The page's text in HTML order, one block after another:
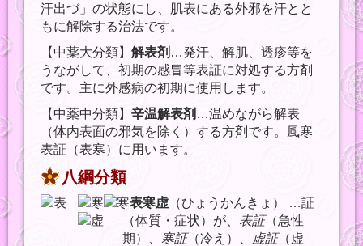
汗出づ」の状態にし、肌表にある外邪を汗とと
もに解除する治法です。
【中薬大分類】 解表剤 …発汗、解肌、透疹等を
うながして、初期の感冒等表証に対処する方剤
です。主に外感病の初期に使用します。
【中薬中分類】 辛温解表剤 …温めながら解表
（体内表面の邪気を除く）する方剤です。風寒
表証（表寒）に用います。
八綱分類
表寒虚 （ひょうかんきょ）
…証
（体質・症状）が、 表証（急性
期）、 寒証（冷え）、 虚証（虚